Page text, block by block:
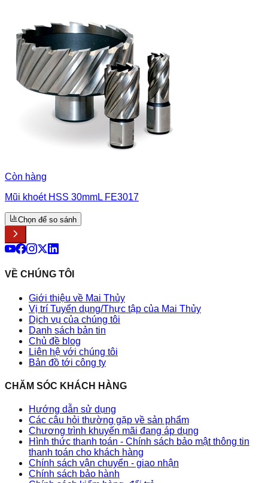
Còn hàng
Mũi khoét HSS 30mmL FE3017
Chọn để so sánh
VỀ CHÚNG TÔI
Giới thiệu về Mai Thủy
Vị trí Tuyển dụng/Thực tập của Mai Thủy
Dịch vụ của chúng tôi
Danh sách bản tin
Chủ đề blog
Liên hệ với chúng tôi
Bản đồ tới công ty
CHĂM SÓC KHÁCH HÀNG
Hướng dẫn sử dụng
Các câu hỏi thường gặp về sản phẩm
Chương trình khuyến mãi đang áp dụng
Hình thức thanh toán - Chính sách bảo mật thông tin
thanh toán cho khách hàng
Chính sách vận chuyển - giao nhận
Chính sách bảo hành